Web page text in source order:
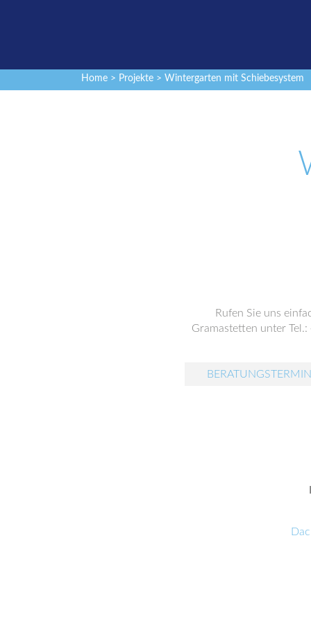
Home > Projekte > Wintergarten mit Schiebesystem
Rufen Sie uns
Gramastetten unter Tel.: